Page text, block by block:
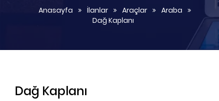
Anasayfa İlanlar Araçlar
Araba
Dağ Kaplanı
Dağ Kaplanı